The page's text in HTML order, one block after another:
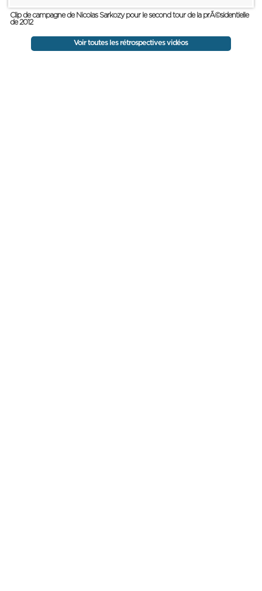
Clip de campagne de Nicolas Sarkozy pour le second tour de la prÃ©sidentielle
de 2012
Voir toutes les rétrospectives vidéos